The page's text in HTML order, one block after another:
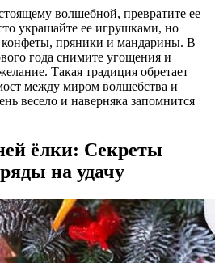
волшебной, превратите ее
украшайте ее игрушками, но
конфеты, пряники и мандарины. В
года снимите угощения и
Такая традиция обретает
между миром волшебства и
весело и наверняка запомнится
ёлки: Секреты
на удачу